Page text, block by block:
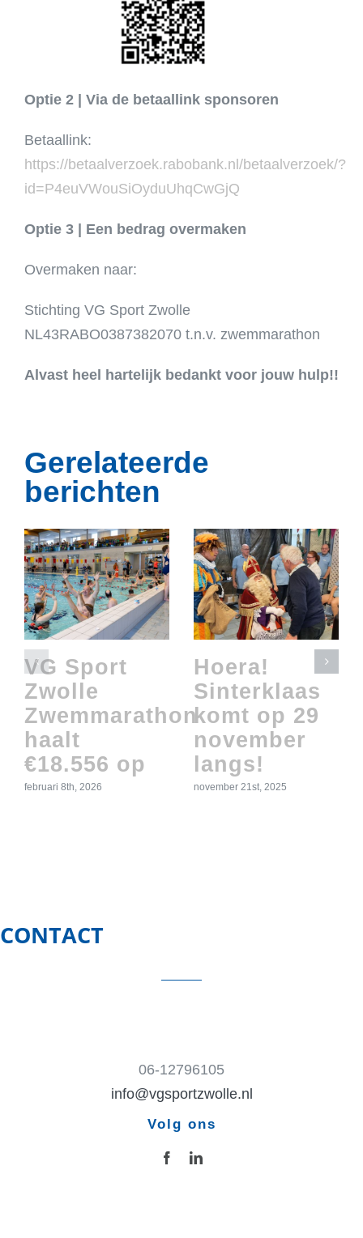
Optie 2 | Via de betaallink sponsoren
Betaallink:
https://betaalverzoek.rabobank.nl/betaalverzoek/?
id=P4euVWouSiOyduUhqCwGjQ
Optie 3 | Een bedrag overmaken
Overmaken naar:
Stichting VG Sport Zwolle
NL43RABO0387382070 t.n.v. zwemmarathon
Alvast heel hartelijk bedankt voor jouw hulp!!
Gerelateerde
berichten
VG Sport
Zwolle
Zwemmarathon
haalt
€18.556 op
februari 8th, 2026
Hoera!
Sinterklaas
komt op 29
november
langs!
november 21st, 2025
CONTACT
06-12796105
info@vgsportzwolle.nl
Volg ons